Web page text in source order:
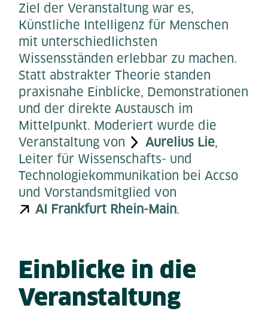
Ziel der Veranstaltung war es,
Künstliche Intelligenz für Menschen
mit unterschiedlichsten
Wissensständen erlebbar zu machen.
Statt abstrakter Theorie standen
praxisnahe Einblicke, Demonstrationen
und der direkte Austausch im
Mittelpunkt. Moderiert wurde die
Veranstaltung von
Aurelius Lie,
Leiter für Wissenschafts- und
Technologiekommunikation bei Accso
und Vorstandsmitglied von
AI Frankfurt Rhein-Main.
Einblicke in die
Veranstaltung